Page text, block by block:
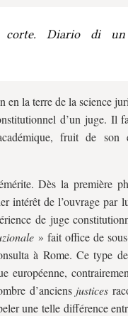
corte. Diario di un
en la terre de la science
d’un juge. Il
fruit de son
Dès la première
intérêt de l’ouvrage par
de juge
» fait office de
à Rome. Ce type
européenne,
d’anciens justices
une telle différence